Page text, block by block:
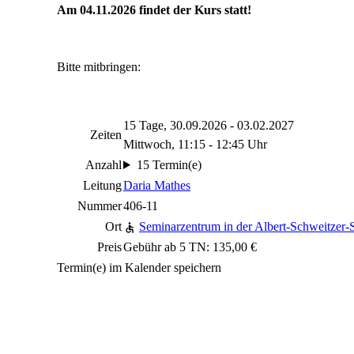
Am 04.11.2026 findet der Kurs statt!
Bitte mitbringen:
Zeiten
15 Tage, 30.09.2026 - 03.02.2027
Mittwoch, 11:15 - 12:45 Uhr
Anzahl
15 Termin(e)
LeitungDaria Mathes
Nummer406-11
Ort
Seminarzentrum in der Albert-Schweitzer-
PreisGebühr ab 5 TN: 135,00 €
Termin(e) im Kalender speichern